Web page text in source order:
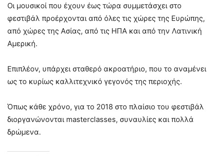
Οι μουσικοί που έχουν έως τώρα συμμετάσχει στο
φεστιβάλ προέρχονται από όλες τις χώρες της Ευρώπης,
από χώρες της Ασίας, από τις ΗΠΑ και από την Λατινική
Αμερική.
Επιπλέον, υπάρχει σταθερό ακροατήριο, που το αναμένει
ως το κυρίως καλλιτεχνικό γεγονός της περιοχής.
Όπως κάθε χρόνο, για το 2018 στο πλαίσιο του φεστιβάλ
διοργανώνονται masterclasses, συναυλίες και πολλά
δρώμενα.